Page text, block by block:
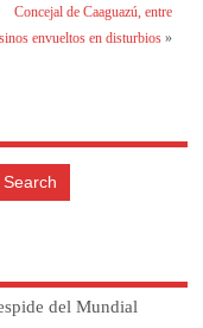
Concejal de Caaguazú, entre
envueltos en disturbios»
del Mundial